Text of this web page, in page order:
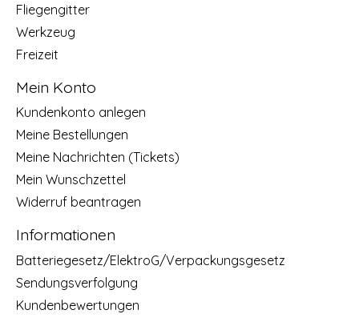
Fliegengitter
Werkzeug
Freizeit
Mein Konto
Kundenkonto anlegen
Meine Bestellungen
Meine Nachrichten (Tickets)
Mein Wunschzettel
Widerruf beantragen
Informationen
Batteriegesetz/ElektroG/Verpackungsgesetz
Sendungsverfolgung
Kundenbewertungen